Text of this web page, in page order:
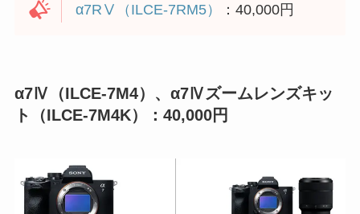
α7RⅤ（ILCE-7RM5） ：40,000円
α7Ⅳ（ILCE-7M4）、α7Ⅳズームレンズキッ
ト（ILCE-7M4K）：40,000円